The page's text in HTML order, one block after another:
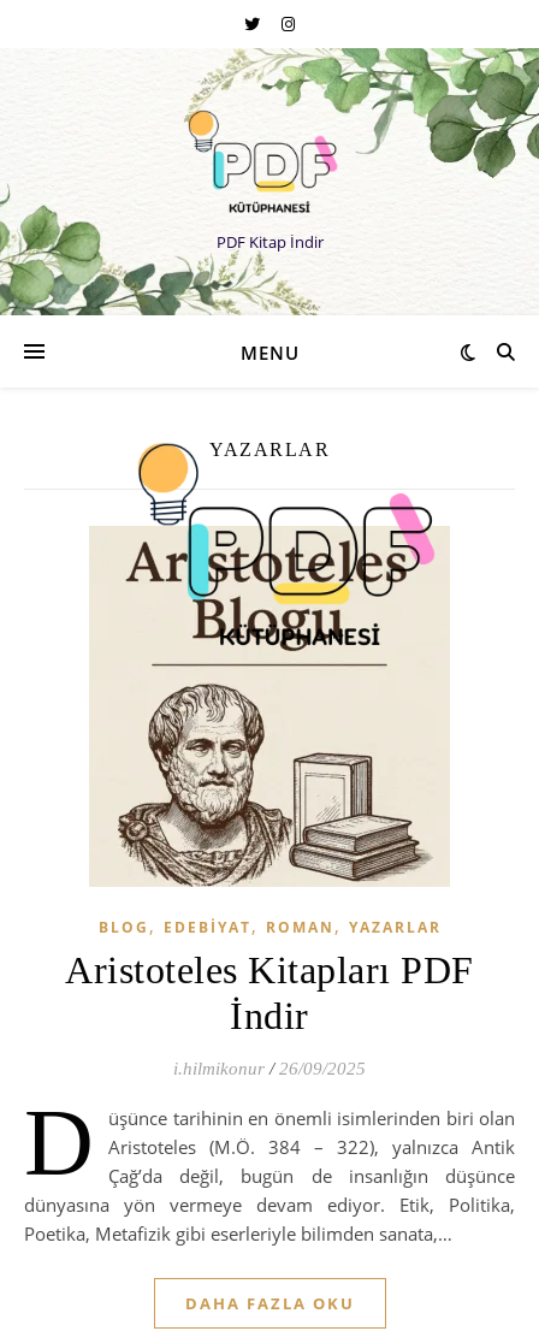
PDF Kitap İndir
MENU
YAZARLAR
BLOG , EDEBIYAT, ROMAN , YAZARLAR
Aristoteles Kitapları PDF
İndir
i.hilmikonur / 26/09/2025
D
üşünce tarihinin en önemli isimlerinden biri olan
Aristoteles (M.Ö. 384 – 322), yalnızca Antik
Çağ’da değil, bugün de insanlığın düşünce
dünyasına yön vermeye devam ediyor. Etik, Politika,
Poetika, Metafizik gibi eserleriyle bilimden sanata,…
DAHA FAZLA OKU